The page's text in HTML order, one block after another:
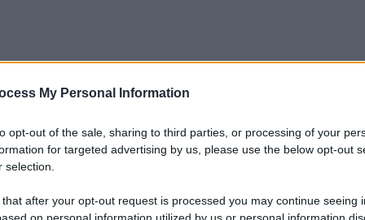
My Personal Information
opt-out of the sale, sharing to third parties, or processing of your
for targeted advertising by us, please use the below opt-out
selection.
after your opt-out request is processed you may continue seeing